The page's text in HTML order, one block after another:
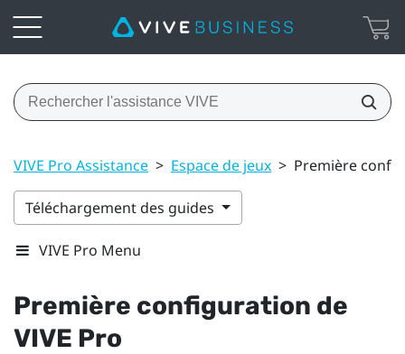
VIVE Pro Assistance > Espace de jeux > Première
Téléchargement des guides
VIVE Pro Menu
Première configuration de
VIVE Pro